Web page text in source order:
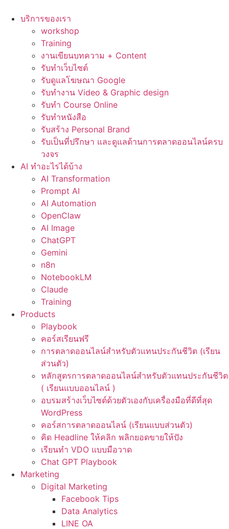
บริการของเรา
workshop
Training
งานเขียนบทความ + Content
รับทำเว็บไซต์
รับดูแลโฆษณา Google
รับทำงาน Video & Graphic design
รับทำ Course Online
รับทำหนังสือ
รับสร้าง Personal Brand
รับเป็นที่ปรึกษา และดูแลด้านการตลาดออนไลน์ครบ
วงจร
AI ทำอะไรได้บ้าง
AI Transformation
Prompt AI
AI Automation
OpenClaw
AI Image
ChatGPT
Gemini
n8n
NotebookLM
Claude
Training
Products
Playbook
คอร์สเรียนฟรี
การตลาดออนไลน์สำหรับตัวแทนประกันชีวิต (เรียน
ส่วนตัว)
หลักสูตรการตลาดออนไลน์สำหรับตัวแทนประกันชีวิต
( เรียนแบบออนไลน์ )
อบรมสร้างเว็บไซต์ด้วยตัวเองกับเครื่องมือที่ดีที่สุด
WordPress
คอร์สการตลาดออนไลน์ (เรียนแบบส่วนตัว)
คิด Headline ให้คลิก พลิกยอดขายให้ปัง
เรียนทำ VDO แบบมือวาด
Chat GPT Playbook
Marketing
Digital Marketing
Facebook Tips
Data Analytics
LINE OA